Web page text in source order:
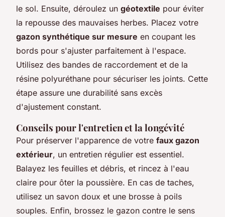
le sol. Ensuite, déroulez un géotextile pour éviter
la repousse des mauvaises herbes. Placez votre
gazon synthétique sur mesure en coupant les
bords pour s'ajuster parfaitement à l'espace.
Utilisez des bandes de raccordement et de la
résine polyuréthane pour sécuriser les joints. Cette
étape assure une durabilité sans excès
d'ajustement constant.
Conseils pour l'entretien et la longévité
Pour préserver l'apparence de votre faux gazon
extérieur, un entretien régulier est essentiel.
Balayez les feuilles et débris, et rincez à l'eau
claire pour ôter la poussière. En cas de taches,
utilisez un savon doux et une brosse à poils
souples. Enfin, brossez le gazon contre le sens